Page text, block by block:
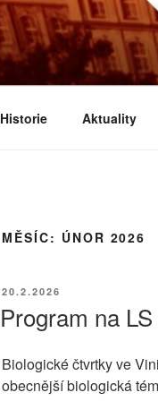
Určeno všem
Historie Aktuality
MĚSÍC: ÚNOR 2026
PUBLIKOVÁNO
20.2.2026
Program na
Biologické čtvrtky ve
obecnější biologická